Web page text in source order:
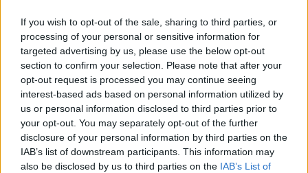
If you wish to opt-out of the sale, sharing to third parties, or
processing of your personal or sensitive information for
targeted advertising by us, please use the below opt-out
section to confirm your selection. Please note that after your
opt-out request is processed you may continue seeing
interest-based ads based on personal information utilized by
us or personal information disclosed to third parties prior to
your opt-out. You may separately opt-out of the further
disclosure of your personal information by third parties on the
IAB’s list of downstream participants. This information may
also be disclosed by us to third parties on the IAB’s List of
­Brooklyn's Finest – amerikai, 2009. Rendezte:
Antoine Fuqua. Írta: Michael C. Martin. Kép: Patrick
Murguia. Zene: Marcelo Zarvos. Szereplők: Richard
Gere, Ethan Hawke, Don Cheadle, Wesley Snipes.
Forgalmazó: Palace Pictures. Feliratos. 140 perc.
[REC2]– Az utóbbi idők legjobb spanyol
horrorfilmje folytatódik, a történet fonalát rögtön az
első rész fináléja után pár perccel vesszük fel, de egy